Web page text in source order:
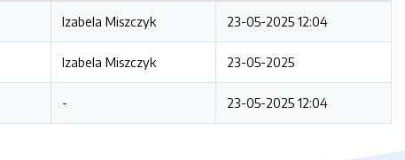
Izabela Miszczyk 23-05-2025 12:04
Izabela Miszczyk 23-05-2025
- 23-05-2025 12:04